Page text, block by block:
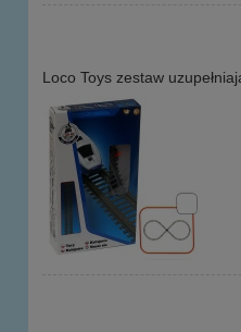
Loco Toys zestaw